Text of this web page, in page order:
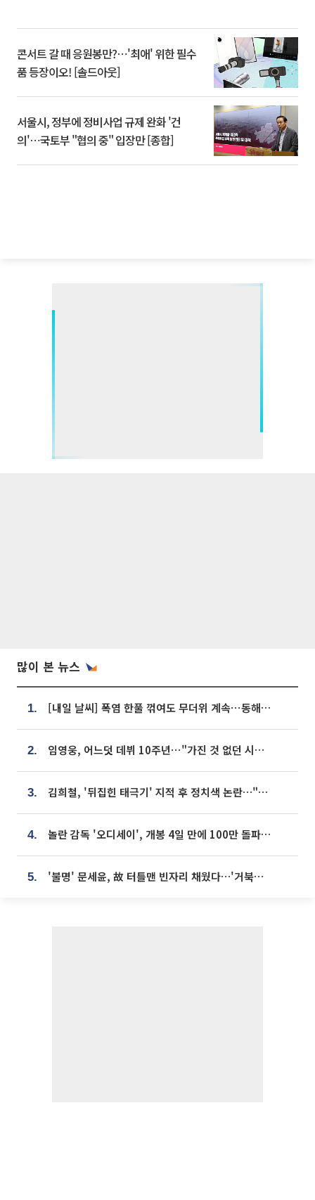
콘서트 갈 때 응원봉만?⋯'최애' 위한 필수
품 등장이오! [솔드아웃]
서울시, 정부에 정비사업 규제 완화 '건
의'⋯국토부 "협의 중" 입장만 [종합]
많이 본 뉴스
1. [내일 날씨] 폭염 한풀 꺾여도 무더위 계속⋯동해안 이틀 연속 비
2. 임영웅, 어느덧 데뷔 10주년⋯"가진 것 없던 시절, 내 앞엔 20명의 팬뿐"
3. 김희철, '뒤집힌 태극기' 지적 후 정치색 논란…"좌우 떠나 우리나라 국기"
4. 놀란 감독 '오디세이', 개봉 4일 만에 100만 돌파⋯'왕사남' 보다 빠르다
5. '불명' 문세윤, 故 터틀맨 빈자리 채웠다…'거북이' 눈물의 최종 우승